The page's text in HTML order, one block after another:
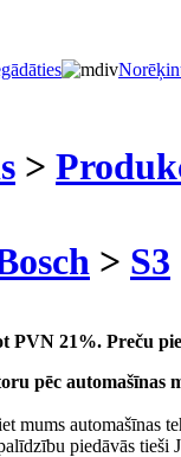
>
> S3
PVN 21%. Preču
pēc automašīnas
mums automašīnas
piedāvās tieši